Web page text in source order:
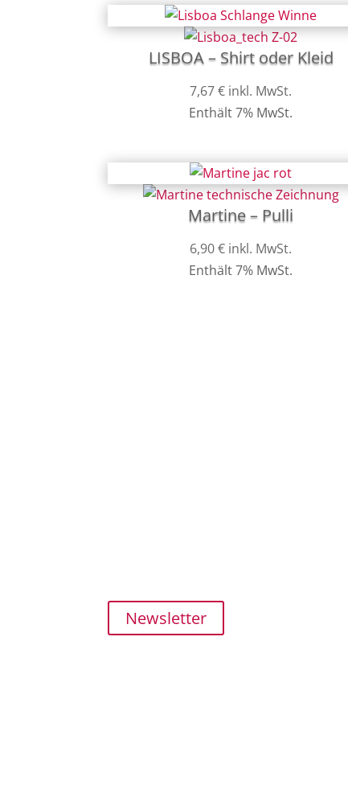
LISBOA – Shirt oder Kleid
7,67€ inkl. MwSt.
Enthält 7% MwSt.
Martine – Pulli
6,90€ inkl. MwSt.
Enthält 7% MwSt.
Newsletter